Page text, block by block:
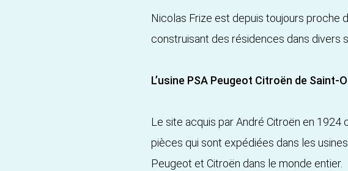
Nicolas Frize est depuis toujours proche
construisant des résidences dans divers
L’usine PSA Peugeot Citroën de
Le site acquis par André Citroën en 1924
pièces qui sont expédiées dans les
Peugeot et Citroën dans le monde entier.